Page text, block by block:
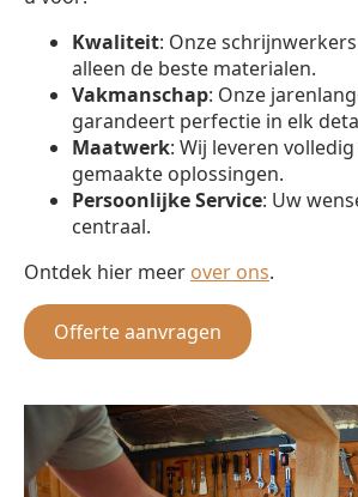
Kwaliteit: Onze
alleen de beste materialen.
Vakmanschap: Onze
garandeert perfectie in elk
Maatwerk: Wij leveren
gemaakte oplossingen.
Persoonlijke Service: Uw
centraal.
Ontdek hier meer over ons.
Offerte aanvragen